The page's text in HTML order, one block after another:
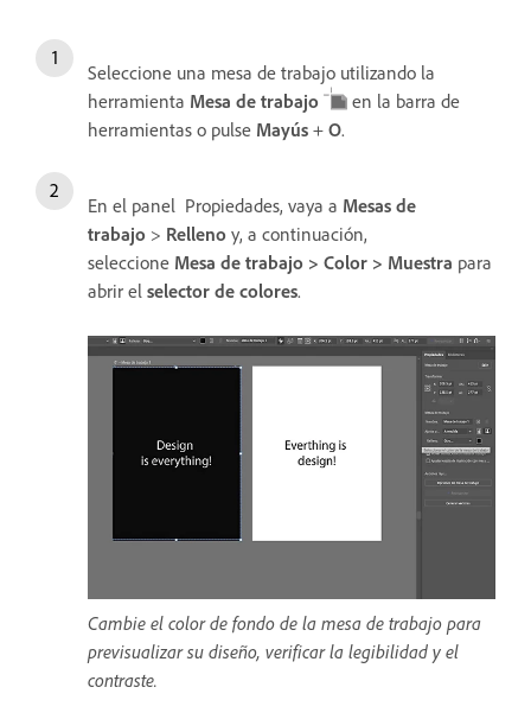
Seleccione una mesa de trabajo utilizando la
herramienta Mesa de trabajo
en la barra de
herramientas o pulse Mayús + O.
En el panel Propiedades, vaya a Mesas de
trabajo > Relleno y, a continuación,
seleccione Mesa de trabajo > Color > Muestra para
abrir el selector de colores.
Cambie el color de fondo de la mesa de trabajo para
previsualizar su diseño, verificar la legibilidad y el
contraste.